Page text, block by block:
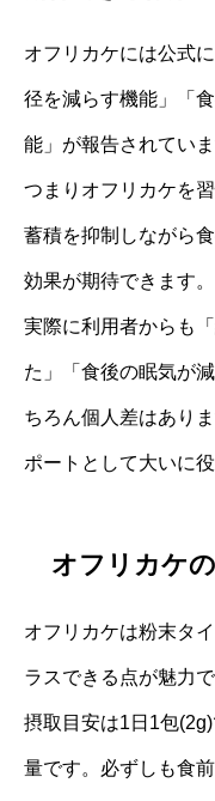
オフリカケには公式
径を減らす機能」「
能」が報告されていま
つまりオフリカケを
蓄積を抑制しながら
効果が期待できます。
実際に利用者からも
た」「食後の眠気が
ちろん個人差はあり
ポートとして大いに
オフリカケ
オフリカケは粉末タ
ラスできる点が魅力で
摂取目安は1日1包
量です。必ずしも食